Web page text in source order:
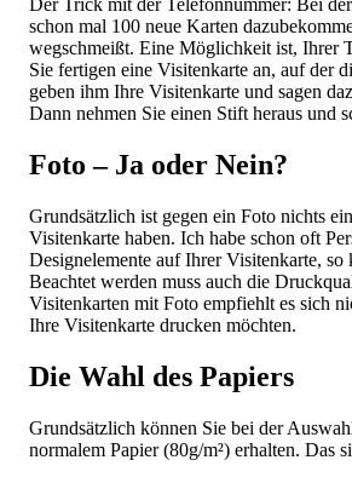
Der Trick mit der Telefonnummer: Bei
schon mal 100 neue Karten
wegschmeißt. Eine Möglichkeit ist, Ihrer
Sie fertigen eine Visitenkarte an, auf der
geben ihm Ihre Visitenkarte und sagen
Dann nehmen Sie einen Stift heraus und
Foto – Ja oder Nein?
Grundsätzlich ist gegen ein Foto nichts
Visitenkarte haben. Ich habe schon oft
Designelemente auf Ihrer Visitenkarte, so
Beachtet werden muss auch die
Visitenkarten mit Foto empfiehlt es sich
Ihre Visitenkarte drucken möchten.
Die Wahl des Papiers
Grundsätzlich können Sie bei der
normalem Papier (80g/m²) erhalten. Das